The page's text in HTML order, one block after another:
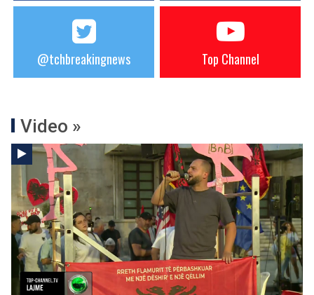
@tchbreakingnews Top Channel
Video »